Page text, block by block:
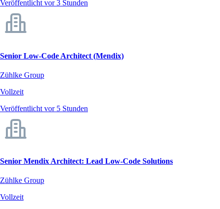
Veröffentlicht vor 3 Stunden
Senior Low-Code Architect (Mendix)
Zühlke Group
Vollzeit
Veröffentlicht vor 5 Stunden
Senior Mendix Architect: Lead Low-Code Solutions
Zühlke Group
Vollzeit